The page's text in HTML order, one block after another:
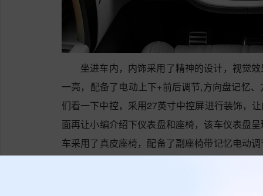
坐进车内，内饰采用了精神的设计，视觉
一亮，配备了电动上下+前后调节,方向盘记忆
们看一下中控，采用27英寸中控屏进行装饰，
面再让小编介绍下仪表盘和座椅，该车仪表盘
车采用了真皮座椅，配备了副座椅带记忆电动